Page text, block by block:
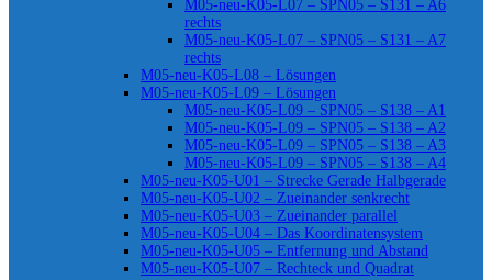
M05-neu-K05-L07 – SPN05 – S131 – A6
rechts
M05-neu-K05-L07 – SPN05 – S131 – A7
rechts
M05-neu-K05-L08 – Lösungen
M05-neu-K05-L09 – Lösungen
M05-neu-K05-L09 – SPN05 – S138 – A1
M05-neu-K05-L09 – SPN05 – S138 – A2
M05-neu-K05-L09 – SPN05 – S138 – A3
M05-neu-K05-L09 – SPN05 – S138 – A4
M05-neu-K05-U01 – Strecke Gerade Halbgerade
M05-neu-K05-U02 – Zueinander senkrecht
M05-neu-K05-U03 – Zueinander parallel
M05-neu-K05-U04 – Das Koordinatensystem
M05-neu-K05-U05 – Entfernung und Abstand
M05-neu-K05-U07 – Rechteck und Quadrat